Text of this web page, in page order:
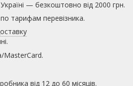
— безкоштовно від 2000 грн.
тарифам перевізника.
MasterCard.
від 12 до 60 місяців.